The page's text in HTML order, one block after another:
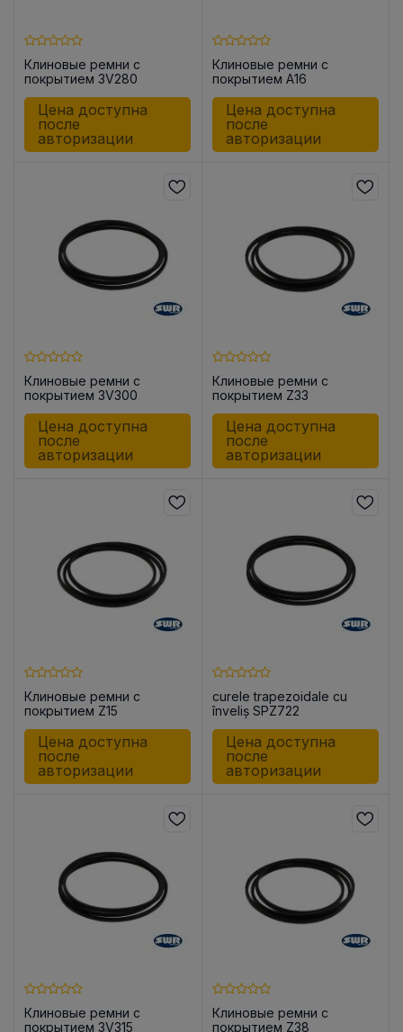
Клиновые ремни с
покрытием 3V280
Цена доступна
после
авторизации
Клиновые ремни с
покрытием A16
Цена доступна
после
авторизации
Клиновые ремни с
покрытием 3V300
Цена доступна
после
авторизации
Клиновые ремни с
покрытием Z33
Цена доступна
после
авторизации
Клиновые ремни с
покрытием Z15
Цена доступна
после
авторизации
curele trapezoidale cu
înveliș SPZ722
Цена доступна
после
авторизации
Клиновые ремни с
покрытием 3V315
Клиновые ремни с
покрытием Z38